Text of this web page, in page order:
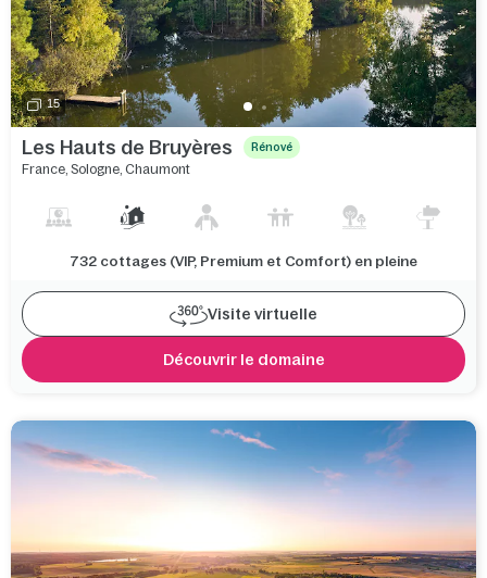
15
Les Hauts de Bruyères Rénové
France Sologne Chaumont
732 cottages (VIP, Premium et Comfort) en pleine
Visite virtuelle
Découvrir le domaine